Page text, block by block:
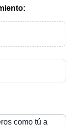
como tú a